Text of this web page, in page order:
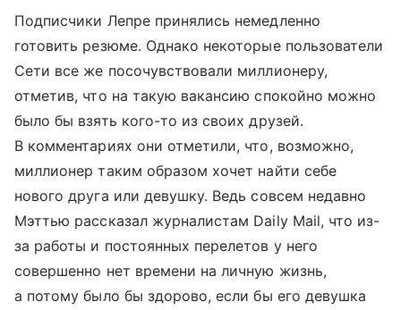
Подписчики Лепре принялись немедленно
готовить резюме. Однако некоторые пользователи
Сети все же посочувствовали миллионеру,
отметив, что на такую вакансию спокойно можно
было бы взять кого-то из своих друзей.
В комментариях они отметили, что, возможно,
миллионер таким образом хочет найти себе
нового друга или девушку. Ведь совсем недавно
Мэттью рассказал журналистам Daily Mail, что из-
за работы и постоянных перелетов у него
совершенно нет времени на личную жизнь,
а потому было бы здорово, если бы его девушка